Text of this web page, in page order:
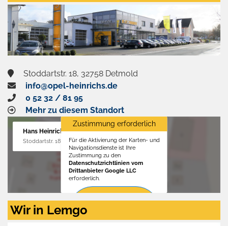
Stoddartstr. 18, 32758 Detmold
info@opel-heinrichs.de
0 52 32 / 81 95
Mehr zu diesem Standort
Hans Heinrichs GmbH
Stoddartstr. 18, 32758 Detmold
Zustimmung erforderlich
Für die Aktivierung der Karten- und
Navigationsdienste ist Ihre
Zustimmung zu den
Datenschutzrichtlinien vom
Drittanbieter Google LLC
erforderlich.
Zustimmen
aktivieren
Wir in Lemgo